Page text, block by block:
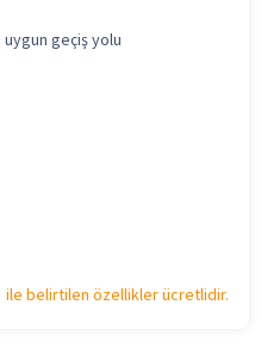
uygun geçiş yolu
ile belirtilen özellikler ücretlidir.